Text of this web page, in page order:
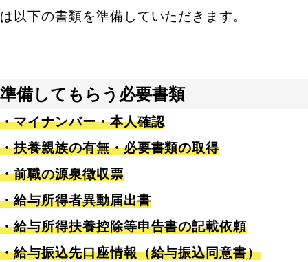
は以下の書類を準備していただきます。
準備してもらう必要書類
・マイナンバー・本人確認
・扶養親族の有無・必要書類の取得
・前職の源泉徴収票
・給与所得者異動届出書
・給与所得扶養控除等申告書の記載依頼
・給与振込先口座情報（給与振込同意書）